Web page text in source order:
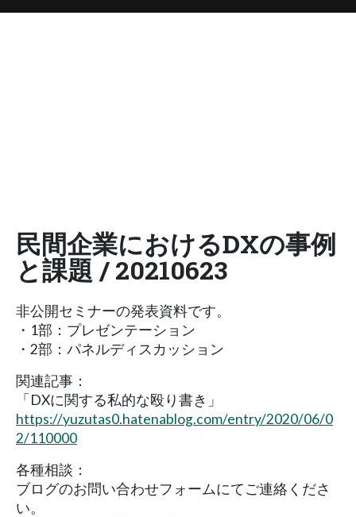
民間企業におけるDXの事例
と課題 / 20210623
非公開セミナーの発表資料です。
・1部：プレゼンテーション
・2部：パネルディスカッション
関連記事：
「DXに関する私的な殴り書き」
https://yuzutas0.hatenablog.com/entry/2020/06/0
2/110000
各種相談：
ブログのお問い合わせフォームにてご連絡くださ
い。